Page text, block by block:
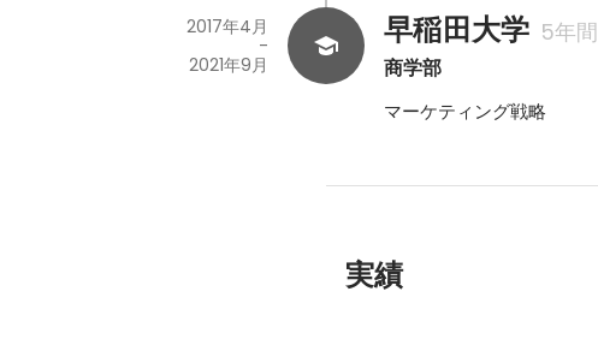
早稲田大学 5年間
商学部
2017年4月
-
2021年9月
マーケティング戦略
実績